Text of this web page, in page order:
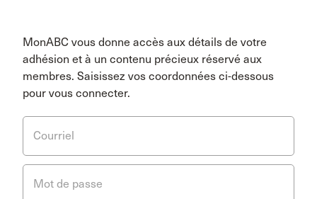
MonABC vous donne accès aux détails de votre
adhésion et à un contenu précieux réservé aux
membres. Saisissez vos coordonnées ci-dessous
pour vous connecter.
Courriel
Mot de passe